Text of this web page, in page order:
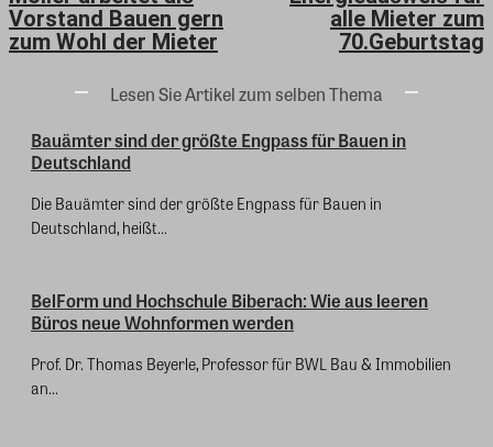
Vorstand Bauen gern
zum Wohl der Mieter
alle Mieter zum
70.Geburtstag
Lesen Sie Artikel zum selben Thema
Bauämter sind der größte Engpass für Bauen in
Deutschland
Die Bauämter sind der größte Engpass für Bauen in
Deutschland, heißt...
BelForm und Hochschule Biberach: Wie aus leeren
Büros neue Wohnformen werden
Prof. Dr. Thomas Beyerle, Professor für BWL Bau & Immobilien
an...